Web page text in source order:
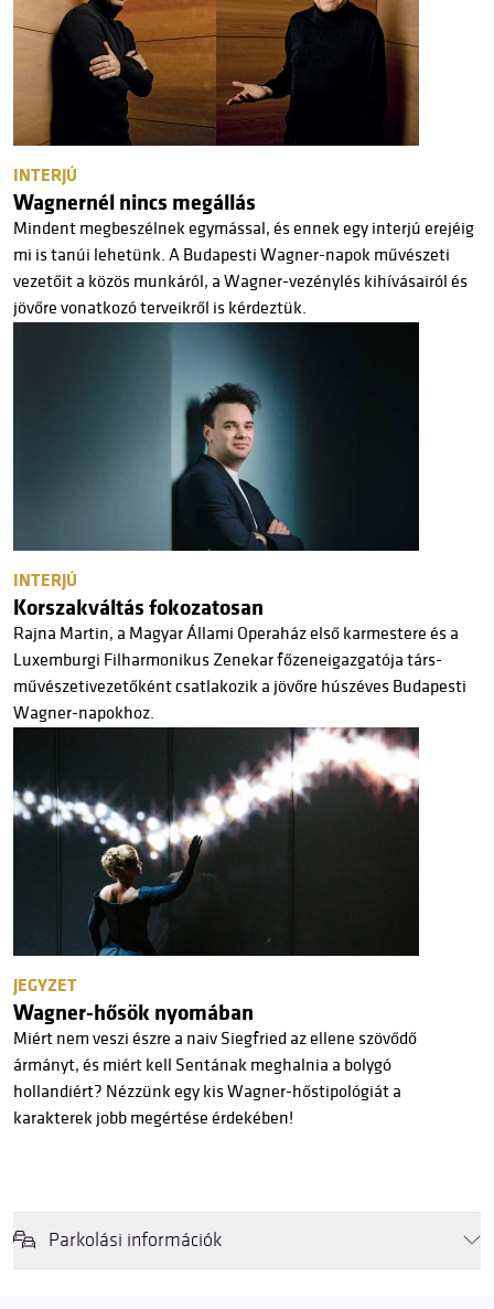
INTERJÚ
Wagnernél nincs megállás
Mindent megbeszélnek egymással, és ennek egy interjú erejéig
mi is tanúi lehetünk. A Budapesti Wagner-napok művészeti
vezetőit a közös munkáról, a Wagner-vezénylés kihívásairól és
jövőre vonatkozó terveikről is kérdeztük.
INTERJÚ
Korszakváltás fokozatosan
Rajna Martin, a Magyar Állami Operaház első karmestere és a
Luxemburgi Filharmonikus Zenekar főzeneigazgatója társ-
művészetivezetőként csatlakozik a jövőre húszéves Budapesti
Wagner-napokhoz.
JEGYZET
Wagner-hősök nyomában
Miért nem veszi észre a naiv Siegfried az ellene szövődő
ármányt, és miért kell Sentának meghalnia a bolygó
hollandiért? Nézzünk egy kis Wagner-hőstipológiát a
karakterek jobb megértése érdekében!
Parkolási információk